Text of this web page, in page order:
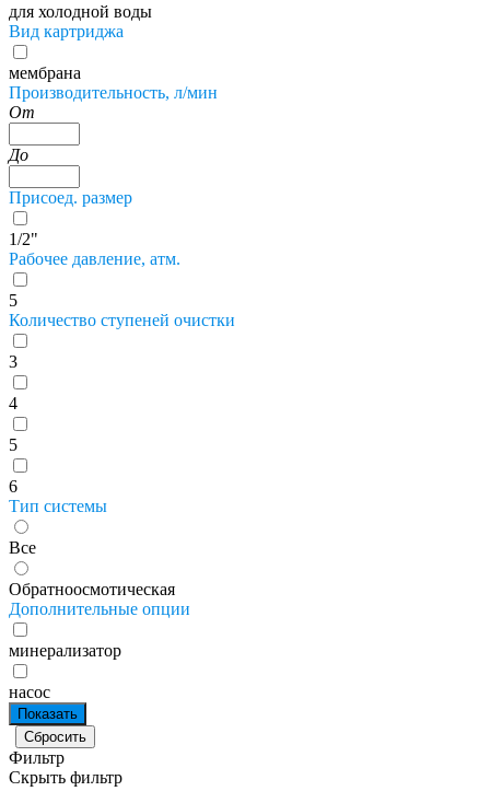
для холодной воды
Вид картриджа
мембрана
Производительность, л/мин
От
До
Присоед. размер
1/2"
Рабочее давление, атм.
5
Количество ступеней очистки
3
4
5
6
Тип системы
Все
Обратноосмотическая
Дополнительные опции
минерализатор
насос
Фильтр
Скрыть фильтр